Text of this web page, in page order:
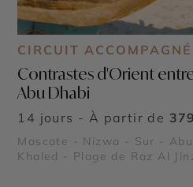
CIRCUIT ACCOMPAGNÉ
Contrastes d'Orient
Abu Dhabi
14 jours - À partir de
Mascate - Nizwa - Sur -
Khaled - Plage de Raz Al